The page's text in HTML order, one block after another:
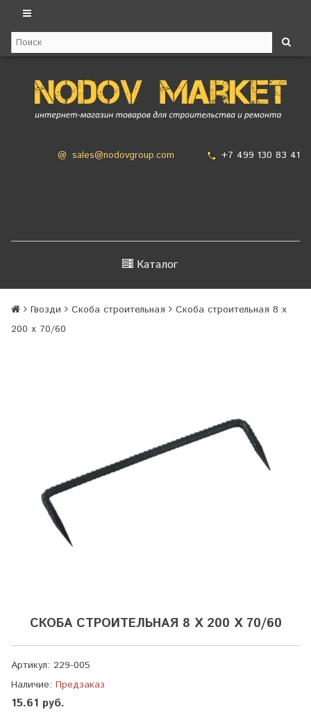
@ sales@nodovgroup.com +7 499 130 83 41
Каталог
Гвозди Скоба строительная
Скоба строительная 8 х
200 х 70/60
СКОБА СТРОИТЕЛЬНАЯ 8 Х 200 Х 70/60
Артикул: 229-005
Наличие: Предзаказ
15.61 руб.